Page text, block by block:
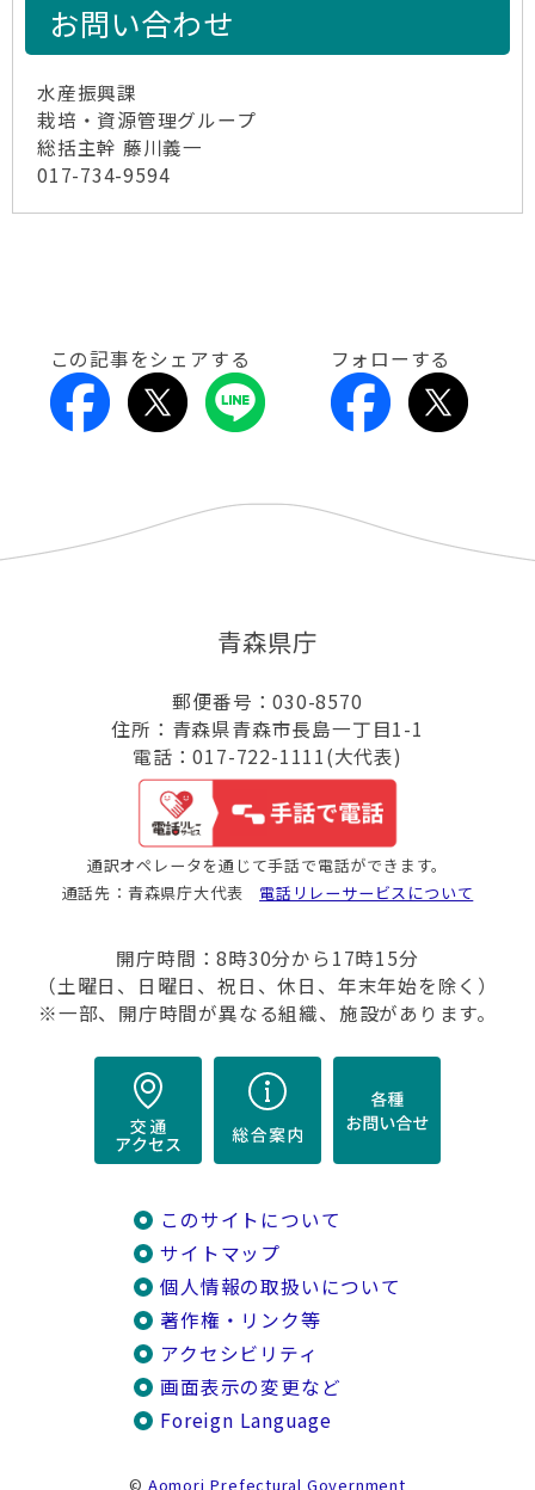
お問い合わせ
水産振興課
栽培・資源管理グループ
総括主幹 藤川義一
017-734-9594
この記事をシェアする フォローする
青森県庁
郵便番号：030-8570
住所：青森県青森市長島一丁目1-1
電話：017-722-1111(大代表)
通訳オペレータを通じて手話で電話ができます。
通話先：青森県庁大代表 電話リレーサービスについて
開庁時間：8時30分から17時15分
（土曜日、日曜日、祝日、休日、年末年始を除く）
※一部、開庁時間が異なる組織、施設があります。
このサイトについて
サイトマップ
個人情報の取扱いについて
著作権・リンク等
アクセシビリティ
画面表示の変更など
Foreign Language
© Aomori Prefectural Government